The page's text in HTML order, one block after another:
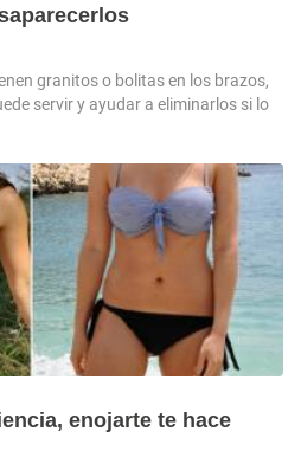
servir y ayudar a eliminarlos si lo
enojarte te hace